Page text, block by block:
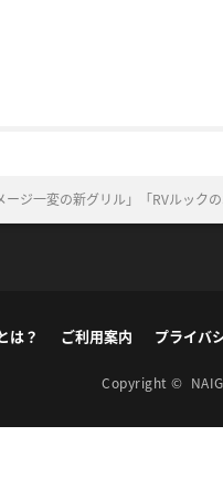
ージ一変の新グリル」「RVルック
は？ ご利用案内 プライバ
Copyright ©